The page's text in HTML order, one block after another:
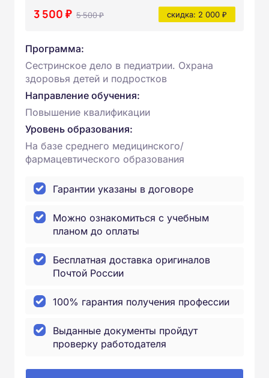
3 500 ₽ 5 500 ₽ скидка: 2 000 ₽
Программа:
Сестринское дело в педиатрии. Охрана
здоровья детей и подростков
Направление обучения:
Повышение квалификации
Уровень образования:
На базе среднего медицинского/
фармацевтического образования
Гарантии указаны в договоре
Можно ознакомиться с учебным
планом до оплаты
Бесплатная доставка оригиналов
Почтой России
100% гарантия получения профессии
Выданные документы пройдут
проверку работодателя